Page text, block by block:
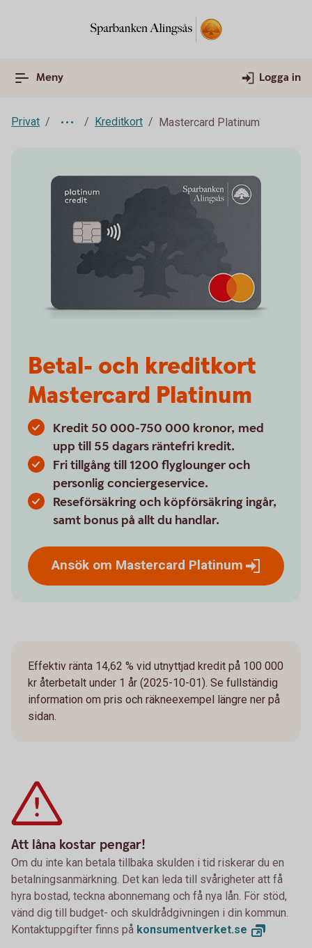
Meny Logga in
Privat Kreditkort Mastercard Platinum
Betal- och kreditkort
Mastercard Platinum
Kredit 50 000-750 000 kronor, med
upp till 55 dagars räntefri kredit.
Fri tillgång till 1200 flyglounger och
personlig conciergeservice.
Reseförsäkring och köpförsäkring ingår,
samt bonus på allt du handlar.
Ansök om Mastercard Platinum
Effektiv ränta 14,62 % vid utnyttjad kredit på 100 000
kr återbetalt under 1 år (2025-10-01). Se fullständig
information om pris och räkneexempel längre ner på
sidan.
Att låna kostar pengar!
Om du inte kan betala tillbaka skulden i tid riskerar du en
betalningsanmärkning. Det kan leda till svårigheter att få
hyra bostad, teckna abonnemang och få nya lån. För stöd,
vänd dig till budget- och skuldrådgivningen i din kommun.
Kontaktuppgifter finns på konsumentverket.se